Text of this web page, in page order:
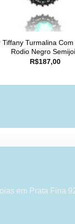
Tiffany Turmalina
Rodio Negro
R$187,00
em Prata Fina